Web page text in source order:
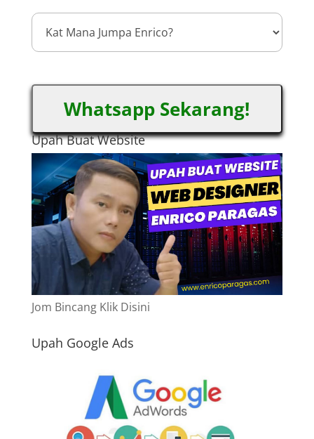
Whatsapp Sekarang!
Upah Buat Website
Jom Bincang Klik Disini
Upah Google Ads